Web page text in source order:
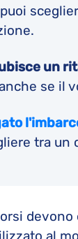
un
se il
tra un
devono